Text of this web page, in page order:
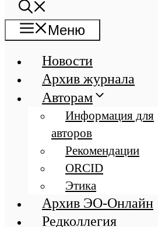
Меню
Новости
Архив журнала
Авторам
Информация для
авторов
Рекомендации
ORCID
Этика
Архив ЭО-Онлайн
Редколлегия